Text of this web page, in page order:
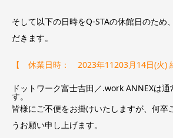
そして以下の日時をQ-STAの休館日のため
だきます。
【 休業日時： 2023年11203月14日(火)
ドットワーク富士吉田／.work ANNEXは
す。
皆様にご不便をお掛けいたしますが、何卒
うお願い申し上げます。